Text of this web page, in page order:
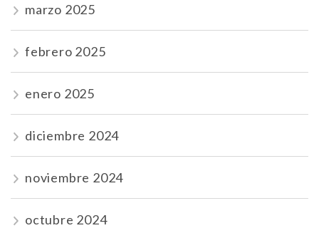
marzo 2025
febrero 2025
enero 2025
diciembre 2024
noviembre 2024
octubre 2024